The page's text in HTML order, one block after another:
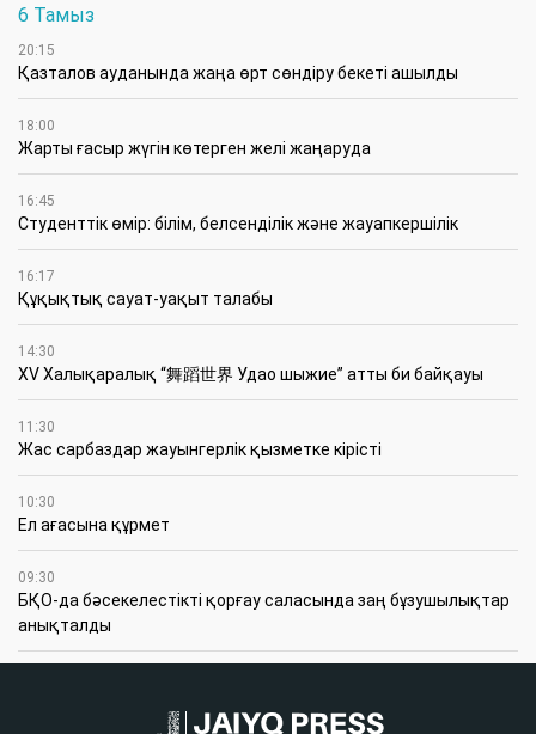
6 Тамыз
20:15
Қазталов ауданында жаңа өрт сөндіру бекеті ашылды
18:00
Жарты ғасыр жүгін көтерген желі жаңаруда
16:45
Студенттік өмір: білім, белсенділік және жауапкершілік
16:17
Құқықтық сауат-уақыт талабы
14:30
XV Халықаралық “舞蹈世界 Удао шыжие” атты би байқауы
11:30
Жас сарбаздар жауынгерлік қызметке кірісті
10:30
Ел ағасына құрмет
09:30
БҚО-да бәсекелестікті қорғау саласында заң бұзушылықтар
анықталды